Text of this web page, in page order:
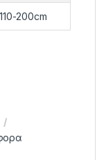
110-200cm